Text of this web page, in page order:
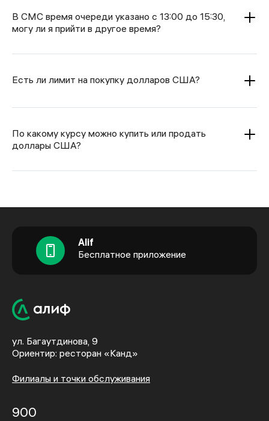
В СМС время очереди указано с 13:00 до 15:30,
могу ли я прийти в другое время?
Есть ли лимит на покупку долларов США?
По какому курсу можно купить или продать
доллары США?
Alif
Бесплатное приложение
ул. Багаутдинова, 9
Ориентир: ресторан «Канд»
Филиалы и точки обслуживания
900